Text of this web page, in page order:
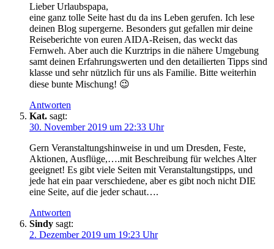
Lieber Urlaubspapa,
eine ganz tolle Seite hast du da ins Leben gerufen. Ich lese
deinen Blog supergerne. Besonders gut gefallen mir deine
Reiseberichte von euren AIDA-Reisen, das weckt das
Fernweh. Aber auch die Kurztrips in die nähere Umgebung
samt deinen Erfahrungswerten und den detailierten Tipps sind
klasse und sehr nützlich für uns als Familie. Bitte weiterhin
diese bunte Mischung! 😉
Antworten
Kat. sagt:
30. November 2019 um 22:33 Uhr
Gern Veranstaltungshinweise in und um Dresden, Feste,
Aktionen, Ausflüge,….mit Beschreibung für welches Alter
geeignet! Es gibt viele Seiten mit Veranstaltungstipps, und
jede hat ein paar verschiedene, aber es gibt noch nicht DIE
eine Seite, auf die jeder schaut….
Antworten
Sindy sagt:
2. Dezember 2019 um 19:23 Uhr